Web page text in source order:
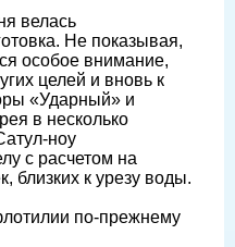
велась
Не показывая,
особое внимание,
целей и вновь к
«Ударный» и
в несколько
ноу
с расчетом на
близких к урезу воды.
по-прежнему